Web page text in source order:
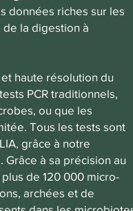
données riches sur les
la digestion à
haute résolution du
PCR traditionnels,
ou que les
Tous les tests sont
grâce à notre
à sa précision au
de 120 000 micro-
archées et de